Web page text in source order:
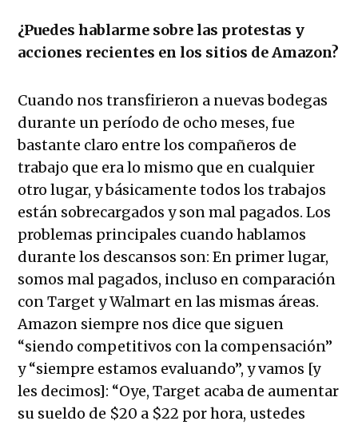
¿Puedes hablarme sobre las protestas y
acciones recientes en los sitios de Amazon?
Cuando nos transfirieron a nuevas bodegas
durante un período de ocho meses, fue
bastante claro entre los compañeros de
trabajo que era lo mismo que en cualquier
otro lugar, y básicamente todos los trabajos
están sobrecargados y son mal pagados. Los
problemas principales cuando hablamos
durante los descansos son: En primer lugar,
somos mal pagados, incluso en comparación
con Target y Walmart en las mismas áreas.
Amazon siempre nos dice que siguen
“siendo competitivos con la compensación”
y “siempre estamos evaluando”, y vamos [y
les decimos]: “Oye, Target acaba de aumentar
su sueldo de $20 a $22 por hora, ustedes